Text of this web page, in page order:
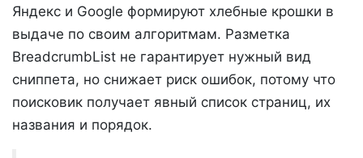
Яндекс и Google формируют хлебные крошки в
выдаче по своим алгоритмам. Разметка
BreadcrumbList не гарантирует нужный вид
сниппета, но снижает риск ошибок, потому что
поисковик получает явный список страниц, их
названия и порядок.